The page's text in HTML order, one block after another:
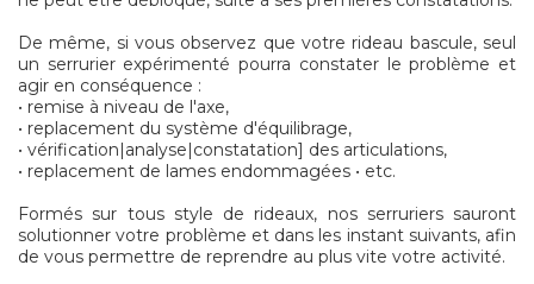
De même, si vous observez que votre rideau bascule, seul
un serrurier expérimenté pourra constater le problème et
agir en conséquence :
• remise à niveau de l'axe,
• replacement du système d'équilibrage,
• vérification|analyse|constatation] des articulations,
• replacement de lames endommagées • etc.
Formés sur tous style de rideaux, nos serruriers sauront
solutionner votre problème et dans les instant suivants, afin
de vous permettre de reprendre au plus vite votre activité.